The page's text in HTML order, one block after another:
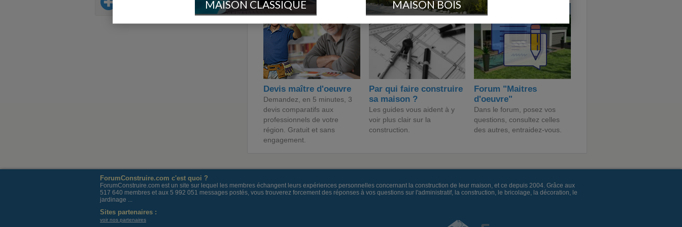
Devis maître d'oeuvre
Demandez, en 5 minutes, 3
devis comparatifs aux
professionnels de votre
région. Gratuit et sans
engagement.
Par qui faire construire
sa maison ?
Les guides vous aident à y
voir plus clair sur la
construction.
Forum "Maitres
d'oeuvre"
Dans le forum, posez vos
questions, consultez celles
des autres, entraidez-vous.
ForumConstruire.com c'est quoi ?
ForumConstruire.com est un site sur lequel les membres échangent leurs expériences personnelles concernant la construction de leur maison, et ce depuis 2004. Grâce aux
517 640 membres et aux 5 992 051 messages postés, vous trouverez forcement des réponses à vos questions sur l'administratif, la construction, le bricolage, la décoration, le
jardinage ...
Sites partenaires :
voir nos partenaires
MAISON CLASSIQUE MAISON BOIS